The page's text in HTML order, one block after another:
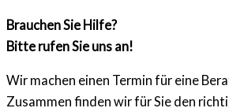
Brauchen Sie Hilfe?
Bitte rufen Sie uns an!
Wir machen einen Termin für eine
Zusammen finden wir für Sie den